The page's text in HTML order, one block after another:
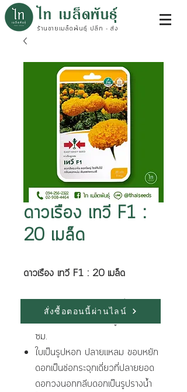
ไท เมล็ดพันธุ์
ร้านขายเมล็ดพันธุ์ ปลีก - ส่ง
ดาวเรือง เทวี F1 :
20 เมล็ด
ดาวเรือง เทวี F1 : 20 เมล็ด
ลักษณะเด่นของพันธุ์ มีดังนี้
ดาวเรืองเป็นไม้ดอกต้นสูง 25 - 60
ซม.
ใบเป็นรูปหอก ปลายแหลม ขอบหยัก
ดอกเป็นช่อกระจุกเดี่ยวที่ปลายยอด
ดอกวงนอกกลีบดอกเป็นรูปรางน้ำ
สั่งซื้อตอนนี้ผ่านไลน์